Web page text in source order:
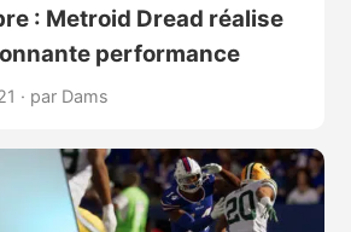
: Metroid Dread réalise
performance
· par Dams